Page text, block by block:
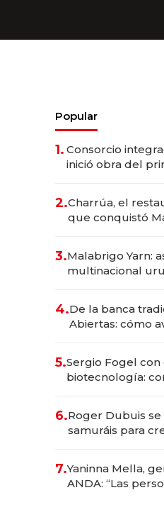
Popular
1. Consorcio
inició obra del
millones
2.Charrúa, el
que conquistó
prepara apertura
3.Malabrigo Yarn:
multinacional
4.De la banca
Abiertas: cómo
5.Sergio Fogel
biotecnología:
6.Roger Dubuis se
samuráis para
7.Yaninna Mella,
ANDA: “Las